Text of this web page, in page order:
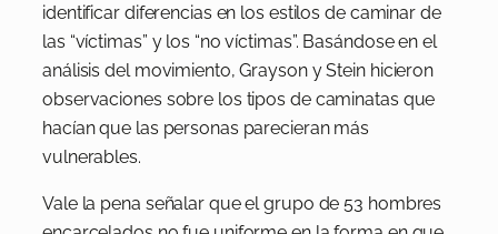
identificar diferencias en los estilos de caminar de
las “víctimas” y los “no víctimas”. Basándose en el
análisis del movimiento, Grayson y Stein hicieron
observaciones sobre los tipos de caminatas que
hacían que las personas parecieran más
vulnerables.
Vale la pena señalar que el grupo de 53 hombres